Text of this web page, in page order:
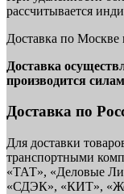
рассчитывается
Доставка по Москве
Доставка
производится
Доставка по
Для доставки
транспортными
«ТАТ», «Деловые
«СДЭК», «КИТ»,